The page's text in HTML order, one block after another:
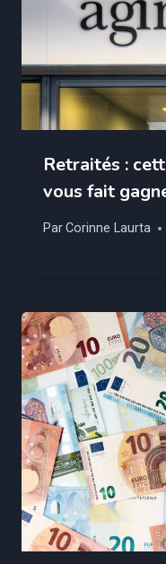
Retraités :
vous fait
ParCorinne Laurta